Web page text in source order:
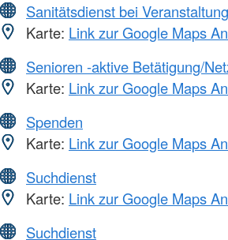
Sanitätsdienst bei
Karte: Link zur Google Maps
Senioren -aktive Betätigung/
Karte: Link zur Google Maps
Spenden
Karte: Link zur Google Maps
Suchdienst
Karte: Link zur Google Maps
Suchdienst